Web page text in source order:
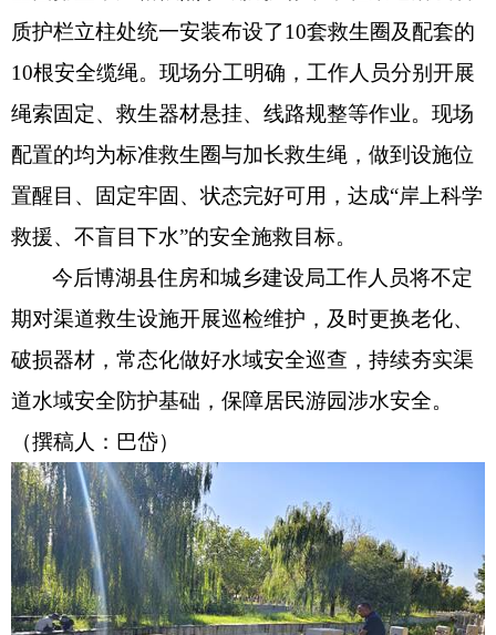
质护栏立柱处统一安装布设了10套救生圈及配套的
10根安全缆绳。现场分工明确，工作人员分别开展
绳索固定、救生器材悬挂、线路规整等作业。现场
配置的均为标准救生圈与加长救生绳，做到设施位
置醒目、固定牢固、状态完好可用，达成“岸上科学
救援、不盲目下水”的安全施救目标。
今后博湖县住房和城乡建设局工作人员将不定
期对渠道救生设施开展巡检维护，及时更换老化、
破损器材，常态化做好水域安全巡查，持续夯实渠
道水域安全防护基础，保障居民游园涉水安全。
（撰稿人：巴岱）